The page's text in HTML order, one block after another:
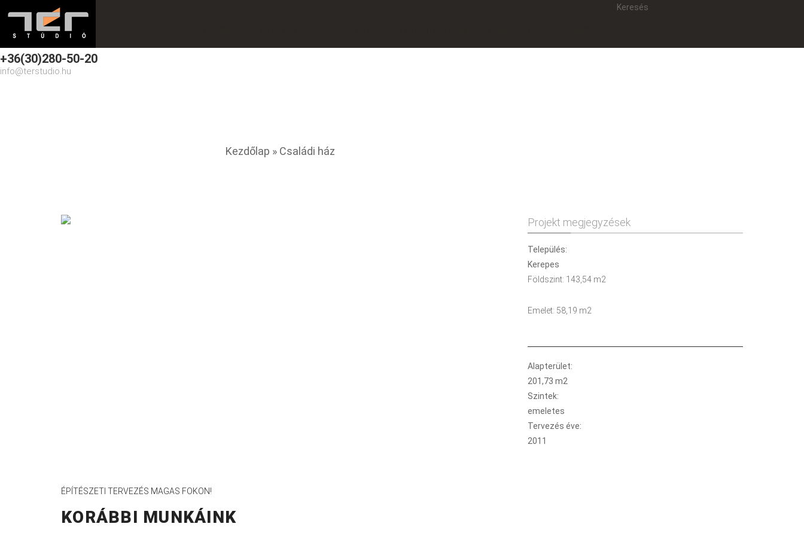
+36(30)280-50-20
info@terstudio.hu
Keresés
Kezdőlap » Családi ház
Projekt megjegyzések
Település:
Kerepes
Földszint: 143,54 m2
Emelet: 58,19 m2
Alapterület:
201,73 m2
Szintek:
emeletes
Tervezés éve:
2011
ÉPÍTÉSZETI TERVEZÉS MAGAS FOKON!
KORÁBBI MUNKÁINK